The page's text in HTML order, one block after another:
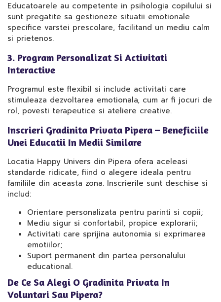
Educatoarele au competente in psihologia copilului si
sunt pregatite sa gestioneze situatii emotionale
specifice varstei prescolare, facilitand un mediu calm
si prietenos.
3. Program Personalizat Si Activitati
Interactive
Programul este flexibil si include activitati care
stimuleaza dezvoltarea emotionala, cum ar fi jocuri de
rol, povesti terapeutice si ateliere creative.
Inscrieri Gradinita Privata Pipera – Beneficiile
Unei Educatii In Medii Similare
Locatia Happy Univers din Pipera ofera aceleasi
standarde ridicate, fiind o alegere ideala pentru
familiile din aceasta zona. Inscrierile sunt deschise si
includ:
Orientare personalizata pentru parinti si copii;
Mediu sigur si confortabil, propice explorarii;
Activitati care sprijina autonomia si exprimarea
emotiilor;
Suport permanent din partea personalului
educational.
De Ce Sa Alegi O Gradinita Privata In
Voluntari Sau Pipera?